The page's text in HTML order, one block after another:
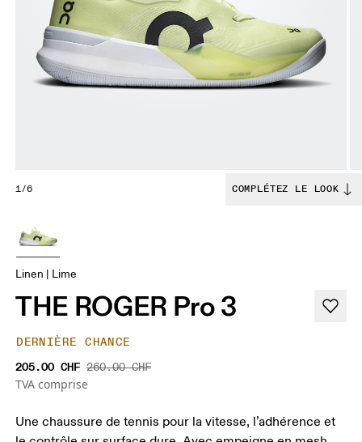
1/6 COMPLÉTEZ LE LOOK
Linen | Lime
THE ROGER Pro 3
DERNIÈRE CHANCE
205.00 CHF 260.00 CHF
TVA comprise
Une chaussure de tennis pour la vitesse, l’adhérence et